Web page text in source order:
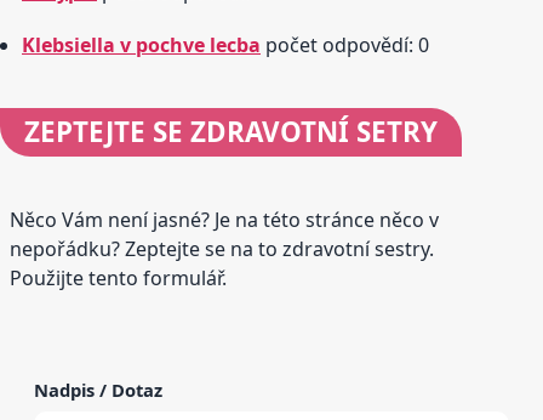
Klebsiella v pochve lecba počet odpovědí: 0
ZEPTEJTE SE ZDRAVOTNÍ SETRY
Něco Vám není jasné? Je na této stránce něco v
nepořádku? Zeptejte se na to zdravotní sestry.
Použijte tento formulář.
Nadpis / Dotaz